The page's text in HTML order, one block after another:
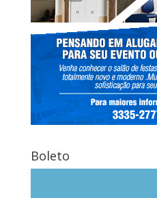
Boleto